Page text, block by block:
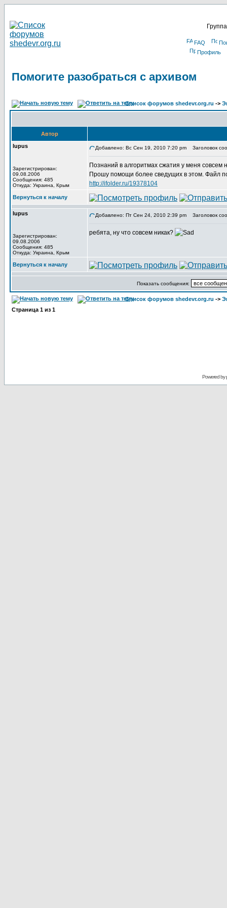
FAQ
Профиль
Помогите разобраться с архивом
Список форумов shedevr.org.ru ->
Автор
lupus
Зарегистрирован:
09.08.2006
Сообщения: 485
Откуда: Украина, Крым
Добавлено: Вс Сен 19, 2010 7:20 pm Заголовок
Познаний в алгоритмах сжатия у меня совсем
Прошу помощи более сведущих в этом. Файл
http://ifolder.ru/19378104
Вернуться к началу
lupus
Зарегистрирован:
09.08.2006
Сообщения: 485
Откуда: Украина, Крым
Добавлено: Пт Сен 24, 2010 2:39 pm Заголовок
ребята, ну что совсем никак?
Вернуться к началу
Показать сообщения:
Список форумов shedevr.org.ru ->
Страница 1 из 1
Powered by